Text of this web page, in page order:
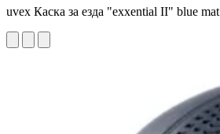
uvex Каска за езда "exxential II" blue mat